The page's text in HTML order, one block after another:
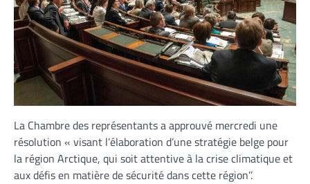
La Chambre des représentants a approuvé mercredi une
résolution « visant l’élaboration d’une stratégie belge pour
la région Arctique, qui soit attentive à la crise climatique et
aux défis en matière de sécurité dans cette région’’.